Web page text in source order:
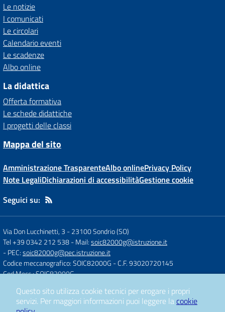
Le notizie
I comunicati
Le circolari
Calendario eventi
Le scadenze
Albo online
La didattica
Offerta formativa
Le schede didattiche
I progetti delle classi
Mappa del sito
Amministrazione TrasparenteAlbo onlinePrivacy Policy
Note LegaliDichiarazioni di accessibilitàGestione cookie
Seguici su:
Via Don Lucchinetti, 3 -23100 Sondrio (SO)
Tel +39 0342 212 538- Mail:soic82000g@istruzione.it
- PEC:soic82000g@pec.istruzione.it
Codice meccanografico: SOIC82000G - C.F. 93020720145
Cod.Mecc.: SOIC82000G
Concept & Design by
Designers Italia
Questo sito utilizza cookie tecnici per erogare i propri
servizi. Per maggiori informazioni puoi leggere lacookie